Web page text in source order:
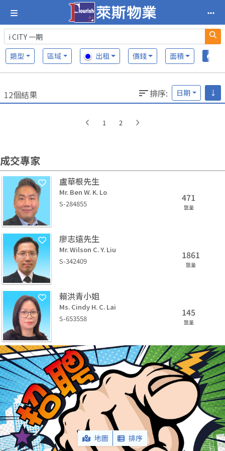
類型 區域 出租 價錢 面積
12個結果 排序: 日期 ↓
1 2
成交專家
盧華根先生
Mr. Ben W. K. Lo
S-284855
471
盤量
廖志遠先生
Mr. Wilson C. Y. Liu
S-342409
1861
盤量
賴洪青小姐
Ms. Cindy H. C. Lai
S-653558
145
盤量
地圖 排序